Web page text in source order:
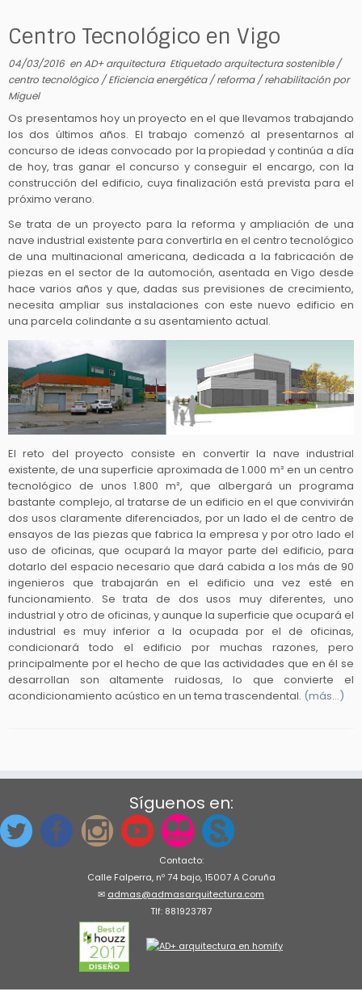
Centro Tecnológico en Vigo
04/03/2016enAD+ arquitectura Etiquetado arquitectura sostenible/
centro tecnológico /Eficiencia energética/reforma/rehabilitación por
Miguel
Os presentamos hoy un proyecto en el que llevamos trabajando
los dos últimos años. El trabajo comenzó al presentarnos al
concurso de ideas convocado por la propiedad y continúa a día
de hoy, tras ganar el concurso y conseguir el encargo, con la
construcción del edificio, cuya finalización está prevista para el
próximo verano.
Se trata de un proyecto para la reforma y ampliación de una
nave industrial existente para convertirla en el centro tecnológico
de una multinacional americana, dedicada a la fabricación de
piezas en el sector de la automoción, asentada en Vigo desde
hace varios años y que, dadas sus previsiones de crecimiento,
necesita ampliar sus instalaciones con este nuevo edificio en
una parcela colindante a su asentamiento actual.
El reto del proyecto consiste en convertir la nave industrial
existente, de una superficie aproximada de 1.000 m² en un centro
tecnológico de unos 1.800 m², que albergará un programa
bastante complejo, al tratarse de un edificio en el que convivirán
dos usos claramente diferenciados, por un lado el de centro de
ensayos de las piezas que fabrica la empresa y por otro lado el
uso de oficinas, que ocupará la mayor parte del edificio, para
dotarlo del espacio necesario que dará cabida a los más de 90
ingenieros que trabajarán en el edificio una vez esté en
funcionamiento. Se trata de dos usos muy diferentes, uno
industrial y otro de oficinas, y aunque la superficie que ocupará el
industrial es muy inferior a la ocupada por el de oficinas,
condicionará todo el edificio por muchas razones, pero
principalmente por el hecho de que las actividades que en él se
desarrollan son altamente ruidosas, lo que convierte el
acondicionamiento acústico en un tema trascendental. (más…)
Síguenos en:
Contacto:
Calle Falperra, nº 74 bajo, 15007 A Coruña
✉ admas@admasarquitectura.com
Tlf: 881923787